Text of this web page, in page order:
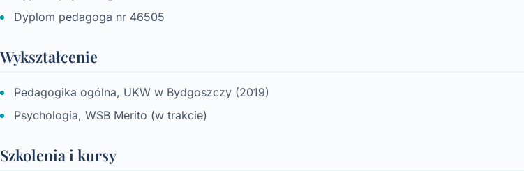
Dyplom pedagoga nr 46505
Wykształcenie
Pedagogika ogólna, UKW w Bydgoszczy (2019)
Psychologia, WSB Merito (w trakcie)
Szkolenia i kursy